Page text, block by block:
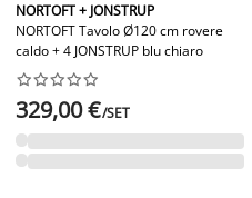
NORTOFT + JONSTRUP
NORTOFT Tavolo Ø120 cm rovere
caldo + 4 JONSTRUP blu chiaro






329,00 €/SET